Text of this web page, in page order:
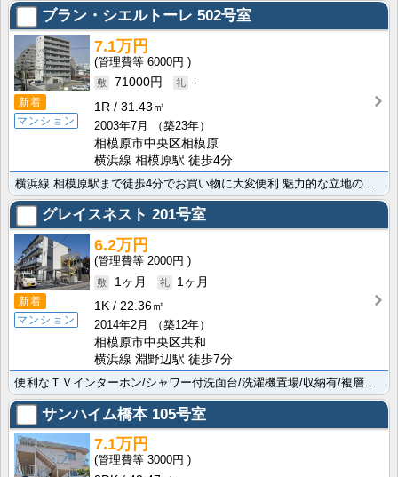
ブラン・シエルトーレ 502号室
新着
マンション
7.1万円
6000円
71000円
-
1R
31.43㎡
2003年7月
（築23年）
相模原市中央区相模原
横浜線 相模原駅 徒歩4分
グレイスネスト 201号室
新着
マンション
6.2万円
2000円
1ヶ月
1ヶ月
1K
22.36㎡
2014年2月
（築12年）
相模原市中央区共和
横浜線 淵野辺駅 徒歩7分
サンハイム橋本105号室
7.1万円
3000円